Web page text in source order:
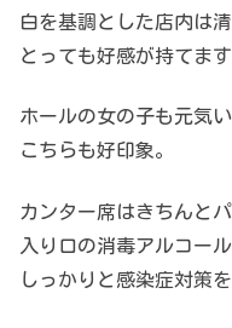
白を基調とした店内は
とっても好感が持てます
ホールの女の子も元気
こちらも好印象。
カンター席はきちんと
入り口の消毒アルコー
しっかりと感染症対策